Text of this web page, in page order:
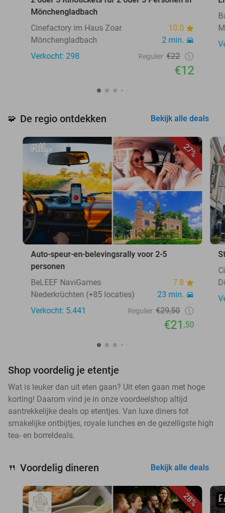
Mönchengladbach
Cinefactory im Haus Zoar
10.0
Mönchengladbach
2 min.
Verkocht: 298
Regulier €22
€12
🧩 De regio ontdekken Bekijk alle deals
27%
Auto-speur-en-belevingsrally voor 2-5
personen
BeLEEF NaviGames
7.8
Niederkrüchten (+85 locaties)
23 min.
Verkocht: 5.441
Regulier €29,50
€21,50
Shop voordelig je etentje
Wat is leuker dan uit eten gaan? Uit eten gaan met hoge
korting! Daarom vind je in onze voordeelshop altijd
aantrekkelijke deals op etentjes. Van luxe diners tot
smakelijke ontbijtjes, royale lunches en de gezelligste high
tea- en borreldeals.
🍴 Voordelig dineren Bekijk alle deals
28%